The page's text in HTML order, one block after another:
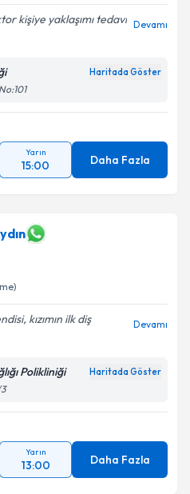
kişiye yaklaşımı tedavi Devamı
Haritada Göster
Yarın
15:00 Daha Fazla
kızımın ilk diş
Devamı
Polikliniği Haritada Göster
Yarın
13:00 Daha Fazla